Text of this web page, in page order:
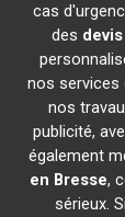
cas
des
nos services
nos
publicité,
également
en Bresse,
sérieux.